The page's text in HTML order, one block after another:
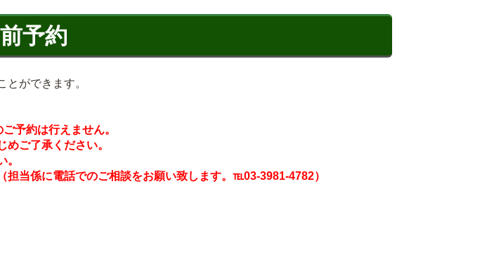
予約
ができます。
予約は行えません。
ご了承ください。
当係に電話でのご相談をお願い致します。℡03-3981-4782）